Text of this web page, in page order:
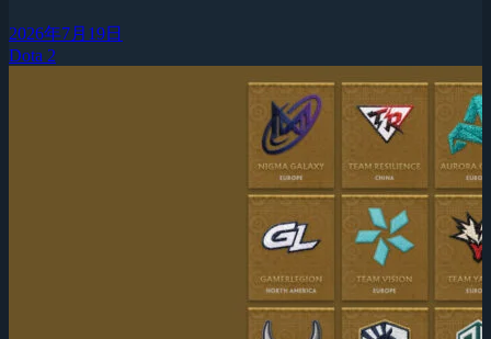
2026年7月19日
Dota 2